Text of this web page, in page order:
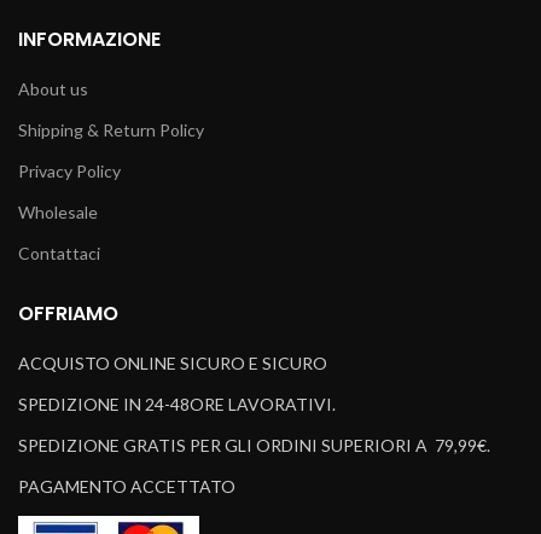
INFORMAZIONE
About us
Shipping & Return Policy
Privacy Policy
Wholesale
Contattaci
OFFRIAMO
ACQUISTO ONLINE SICURO E SICURO
SPEDIZIONE IN 24-48ORE LAVORATIVI.
SPEDIZIONE GRATIS PER GLI ORDINI SUPERIORI A 79,99€.
PAGAMENTO ACCETTATO